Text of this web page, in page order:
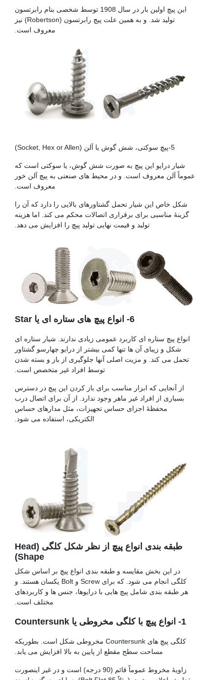
این پیچ اولین بار در سال 1908 توسط شخصی بنام رابرتسون
تولید شد. و به همین علت پیچ رابرتسون (Robertson) نیز
معروف است.
5-پیچ سوکتی، شش گوش یا آلن (Socket, Hex or Allen)
شیار درایو این پیچ به صورت شش گوش، یا سوکتی است که
عموماً آلن معروف است. و در محیط های صنعتی به پیچ آلن خور
معروف است.
شکل خاص این شیار تحمل گشتاورهای بالایی را دارد که آن را
گزینۀ مناسبی برای برقراری اتصالات محکم می کند. اما هزینه
تولید و قیمت نهایی تولید پیچ را افزایش می دهد.
6- انواع پیچ های ستاره ای یا Star
انواع پیچ ستاره ای کاربرد عمومی زیادی ندارند. شیار ستاره ای
شکل و زیبای آن ها تنها کمی بیشتر از درایو چهارسو گشتاور
تحمل می کند. و مزیت اصلی آنها جلوگیری از باز و بسته شدن
توسط افراد غیر متخصص است.
از آنجایی که ابزار مناسب برای باز کردن این پیچ در دسترس
بسیاری از افراد غیر ماهر وجود ندارد. از آن برای اتصال درب
محفظۀ اجزای حساس تجهیزات، مثل مدارهای حساس
الکتریکی، استفاده می شود.
طبقه بندی انواع پیچ از نظر شکل کلگی (Head
Shape)
در این بخش مقایسه و طبقه بندی انواع پیچ بر اساس شکل
کلگی انجام می شود. که برای Screw و Bolt یکسان هستند. و
هر طبقه بندی شامل پیچ هایی با درایوها، جنس ها و کاربردهای
مختلف است.
1- انواع پیچ با کلگی مخروطی یا Countersunk
کلگی پیچ های Countersunk مخروطی شکل است. بطوریکه
مساحت سطح مقطع از پایین به بالا افزایش می یابد.
زاویۀ مخروط عموماً قائم (90 درجه) است و در غیر اینصورت